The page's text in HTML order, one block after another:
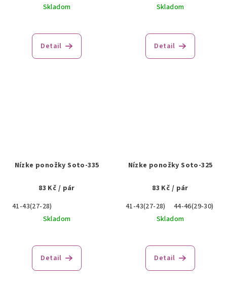
Skladom
Detail
Skladom
Detail
Nízke ponožky Soto-335
83 Kč / pár
41-43(27-28)
Skladom
Detail
Nízke ponožky Soto-325
83 Kč / pár
41-43(27-28)
44-46(29-30)
Skladom
Detail